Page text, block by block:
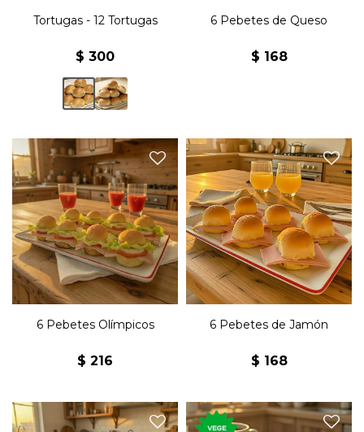
Tortugas - 12 Tortugas
$ 300
6 Pebetes de Queso
$ 168
Seis pebetes olímpicos con
jamón, queso, lechuga,
tomate, huevo duro,
manteca y mayonesa.
6 Pebetes Olímpicos
$ 216
Seis pebetes con jamón y
manteca.
6 Pebetes de Jamón
$ 168